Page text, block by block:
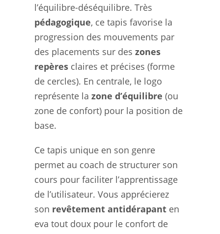
l’équilibre-déséquilibre. Très
pédagogique, ce tapis favorise la
progression des mouvements par
des placements sur des zones
repères claires et précises (forme
de cercles). En centrale, le logo
représente la zone d’équilibre (ou
zone de confort) pour la position de
base.
Ce tapis unique en son genre
permet au coach de structurer son
cours pour faciliter l’apprentissage
de l’utilisateur. Vous apprécierez
son revêtement antidérapant en
eva tout doux pour le confort de